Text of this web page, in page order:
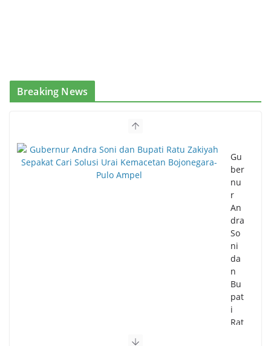
Breaking News
Gu
ber
nu
r
An
dra
So
ni
da
n
Bu
pat
i
Rat